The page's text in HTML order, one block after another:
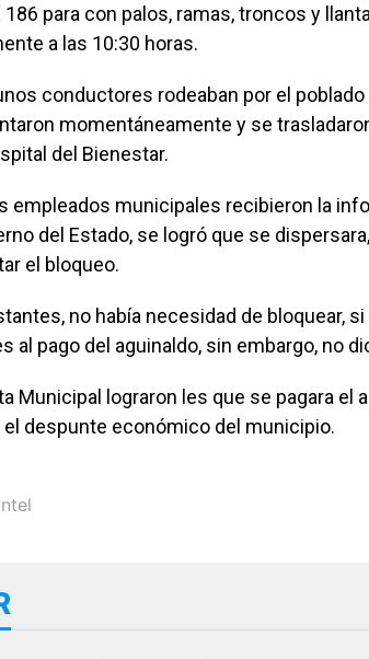
para con palos, ramas, troncos y
a las 10:30 horas.
conductores rodeaban por el poblado
momentáneamente y se
del Bienestar.
empleados municipales recibieron la
del Estado, se logró que se
el bloqueo.
no había necesidad de bloquear,
al pago del aguinaldo, sin embargo, no
Municipal lograron les que se pagara el
despunte económico del municipio.